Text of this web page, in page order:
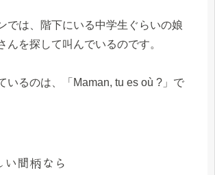
では、階下にいる中学生ぐらいの娘
んを探して叫んでいるのです。
いるのは、「Maman, tu es où ?」で
い間柄なら